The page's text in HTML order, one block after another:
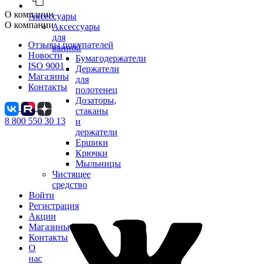
Аксессуары
Аксессуары
для
ванной
Бумагодержатели
Держатели
для
полотенец
Дозаторы,
стаканы
и
держатели
Ершики
Крючки
Мыльницы
Чистящее
средство
Войти
Регистрация
Акции
Магазины
Контакты
О
нас
О компании
О компании
Отзывы покупателей
Новости
ISO 9001
Магазины
Контакты
8 800 550 30 13